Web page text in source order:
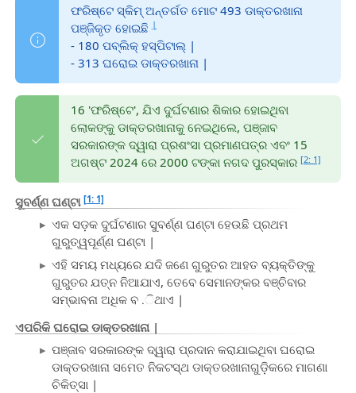
ଫରିଷ୍ଟେ ସ୍କିମ୍ ଅନ୍ତର୍ଗତ ମୋଟ 493 ଡାକ୍ତରଖାନା
ପଞ୍ଜିକୃତ ହୋଇଛି|
- 180 ପବ୍ଲିକ୍ ହସ୍ପିଟାଲ୍ |
- 313 ଘରୋଇ ଡାକ୍ତରଖାନା |
16 'ଫରିଷ୍ଟେ', ଯିଏ ଦୁର୍ଘଟଣାର ଶିକାର ହୋଇଥିବା
ଲୋକଙ୍କୁ ଡାକ୍ତରଖାନାକୁ ନେଇଥିଲେ, ପଞ୍ଜାବ
ସରକାରଙ୍କ ଦ୍ୱାରା ପ୍ରଶଂସା ପ୍ରମାଣପତ୍ର ଏବଂ 15
ଅଗଷ୍ଟ 2024 ରେ 2000 ଟଙ୍କା ନଗଦ ପୁରସ୍କାର[2: 1]
ସୁବର୍ଣ୍ଣ ଘଣ୍ଟା [1: 1]
ଏକ ସଡ଼କ ଦୁର୍ଘଟଣାର ସୁବର୍ଣ୍ଣ ଘଣ୍ଟା ହେଉଛି ପ୍ରଥମ
ଗୁରୁତ୍ୱପୂର୍ଣ୍ଣ ଘଣ୍ଟା |
ଏହି ସମୟ ମଧ୍ୟରେ ଯଦି ଜଣେ ଗୁରୁତର ଆହତ ବ୍ୟକ୍ତିଙ୍କୁ
ଗୁରୁତର ଯତ୍ନ ନିଆଯାଏ, ତେବେ ସେମାନଙ୍କର ବଞ୍ଚିବାର
ସମ୍ଭାବନା ଅଧିକ ବ .ିଥାଏ |
ଏପରିକି ଘରୋଇ ଡାକ୍ତରଖାନା |
ପଞ୍ଜାବ ସରକାରଙ୍କ ଦ୍ୱାରା ପ୍ରଦାନ କରାଯାଇଥିବା ଘରୋଇ
ଡାକ୍ତରଖାନା ସମେତ ନିକଟସ୍ଥ ଡାକ୍ତରଖାନାଗୁଡ଼ିକରେ ମାଗଣା
ଚିକିତ୍ସା |